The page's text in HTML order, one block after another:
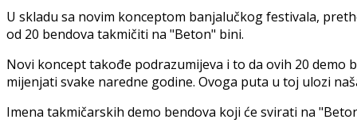
U skladu sa novim konceptom banjalučkog festivala,
od 20 bendova takmičiti na "Beton" bini.
Novi koncept takođe podrazumijeva i to da ovih 20
mijenjati svake naredne godine. Ovoga puta u toj ulozi
Imena takmičarskih demo bendova koji će svirati na